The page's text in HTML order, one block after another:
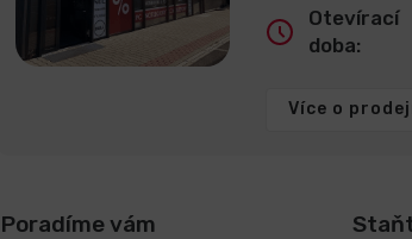
Otevírací
doba:
Více o
Poradíme vám